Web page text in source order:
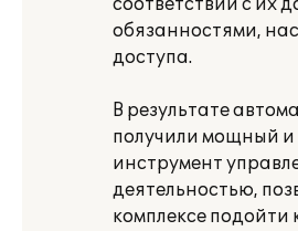
соответствии с их
обязанностями,
доступа.
В результате
получили мощный
инструмент
деятельностью,
комплексе подойти